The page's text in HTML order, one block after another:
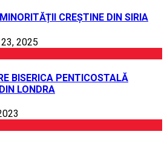
CREȘTINE DIN SIRIA
23, 2025
BISERICA PENTICOSTALĂ
LONDRA